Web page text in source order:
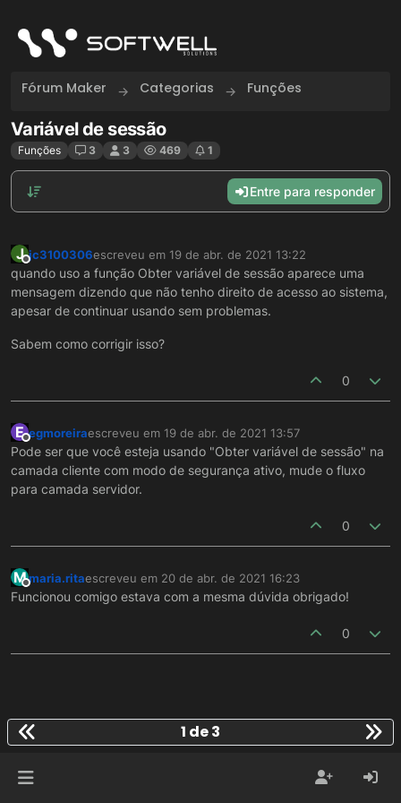
Fórum Maker Categorias Funções
Variável de sessão
Funções 3 3 469 1
Entre para responder
J
Offline
jc3100306escreveu em 19 de abr. de 2021 13:22
última edição por
quando uso a função Obter variável de sessão aparece uma
mensagem dizendo que não tenho direito de acesso ao sistema,
apesar de continuar usando sem problemas.
Sabem como corrigir isso?
0
E
Offline
egmoreiraescreveu em 19 de abr. de 2021 13:57
última edição por
Pode ser que você esteja usando "Obter variável de sessão" na
camada cliente com modo de segurança ativo, mude o fluxo
para camada servidor.
0
M
Offline
maria.ritaescreveu em 20 de abr. de 2021 16:23
última edição por
Funcionou comigo estava com a mesma dúvida obrigado!
0
1 de 3